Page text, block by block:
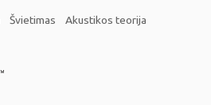
Švietimas Akustikos teorija